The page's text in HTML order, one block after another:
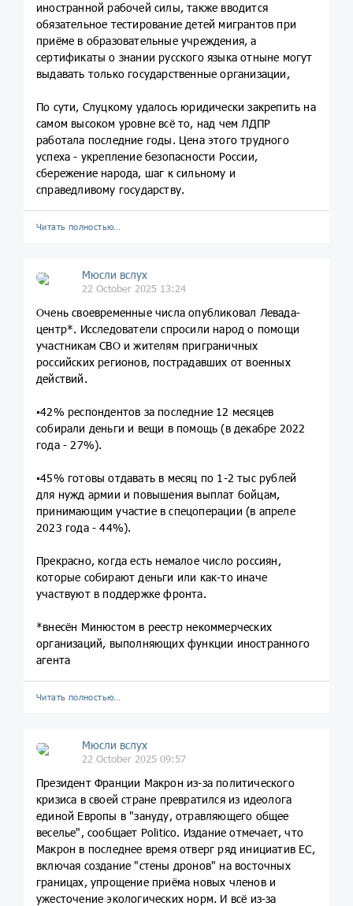
иностранной рабочей силы, также вводится
обязательное тестирование детей мигрантов при
приёме в образовательные учреждения, а
сертификаты о знании русского языка отныне могут
выдавать только государственные организации,
По сути, Слуцкому удалось юридически закрепить на
самом высоком уровне всё то, над чем ЛДПР
работала последние годы. Цена этого трудного
успеха - укрепление безопасности России,
сбережение народа, шаг к сильному и
справедливому государству.
Читать полностью…
Мюсли вслух
22 October 2025 13:24
Очень своевременные числа опубликовал Левада-
центр*. Исследователи спросили народ о помощи
участникам СВО и жителям приграничных
российских регионов, пострадавших от военных
действий.
▪️42% респондентов за последние 12 месяцев
собирали деньги и вещи в помощь (в декабре 2022
года - 27%).
▪️45% готовы отдавать в месяц по 1-2 тыс рублей
для нужд армии и повышения выплат бойцам,
принимающим участие в спецоперации (в апреле
2023 года - 44%).
Прекрасно, когда есть немалое число россиян,
которые собирают деньги или как-то иначе
участвуют в поддержке фронта.
*внесён Минюстом в реестр некоммерческих
организаций, выполняющих функции иностранного
агента
Читать полностью…
Мюсли вслух
22 October 2025 09:57
Президент Франции Макрон из-за политического
кризиса в своей стране превратился из идеолога
единой Европы в "зануду, отравляющего общее
веселье", сообщает Politico. Издание отмечает, что
Макрон в последнее время отверг ряд инициатив ЕС,
включая создание "стены дронов" на восточных
границах, упрощение приёма новых членов и
ужесточение экологических норм. И всё из-за